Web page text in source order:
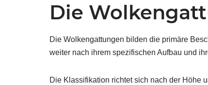
Die
Die Wolkengattungen bilden die primäre
weiter nach ihrem spezifischen Aufbau und
Die Klassifikation richtet sich nach der Höhe